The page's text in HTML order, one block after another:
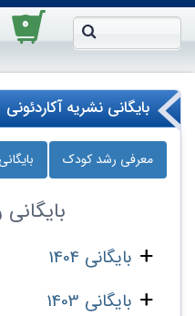
۰
بایگانی نشریه آکاردئونی
معرفی رشد کودک
بایگانی
بایگانی 1404
بایگانی 1403